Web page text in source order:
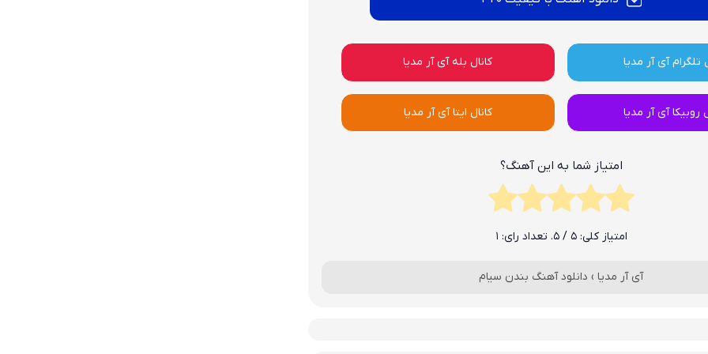
تلگرام آی آر مدیا کانال بله آی آر مدیا
روبیکا آی آر مدیا کانال ایتا آی آر مدیا
امتیاز شما به این آهنگ؟
امتیاز کلی:5 / 5. تعداد رای: 1
آی آر مدیا › دانلود آهنگ بندن سیام